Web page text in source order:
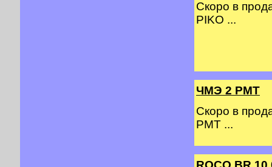
Скоро в
PIKO ...
ЧМЭ 2 PMT
Скоро в
PMT ...